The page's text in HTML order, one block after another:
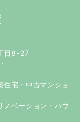
目8-27
住宅・中古マンショ
ノベーション・ハウ